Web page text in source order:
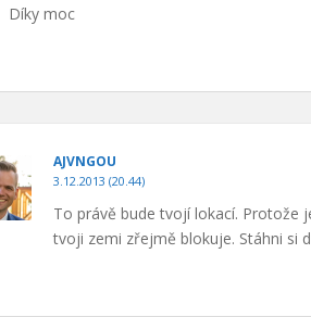
Díky moc
AJVNGOU
3.12.2013 (20.44)
To právě bude tvojí lokací. Protože
tvoji zemi zřejmě blokuje. Stáhni si